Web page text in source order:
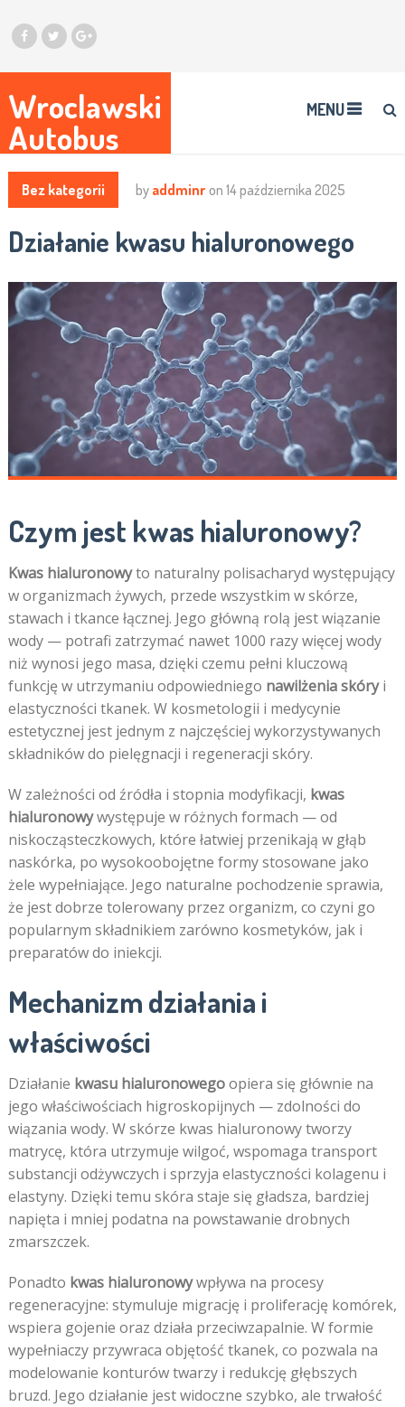
Wroclawski
Autobus
MENU
Bez kategorii by addminr on 14 października 2025
Działanie kwasu hialuronowego
Czym jest kwas hialuronowy?
Kwas hialuronowyto naturalny polisacharyd występujący
w organizmach żywych, przede wszystkim w skórze,
stawach i tkance łącznej. Jego główną rolą jest wiązanie
wody — potrafi zatrzymać nawet 1000 razy więcej wody
niż wynosi jego masa, dzięki czemu pełni kluczową
funkcję w utrzymaniu odpowiedniego nawilżenia skóryi
elastyczności tkanek. W kosmetologii i medycynie
estetycznej jest jednym z najczęściej wykorzystywanych
składników do pielęgnacji i regeneracji skóry.
W zależności od źródła i stopnia modyfikacji, kwas
hialuronowywystępuje w różnych formach — od
niskocząsteczkowych, które łatwiej przenikają w głąb
naskórka, po wysokoobojętne formy stosowane jako
żele wypełniające. Jego naturalne pochodzenie sprawia,
że jest dobrze tolerowany przez organizm, co czyni go
popularnym składnikiem zarówno kosmetyków, jak i
preparatów do iniekcji.
Mechanizm działania i
właściwości
Działanie kwasu hialuronowegoopiera się głównie na
jego właściwościach higroskopijnych — zdolności do
wiązania wody. W skórze kwas hialuronowy tworzy
matrycę, która utrzymuje wilgoć, wspomaga transport
substancji odżywczych i sprzyja elastyczności kolagenu i
elastyny. Dzięki temu skóra staje się gładsza, bardziej
napięta i mniej podatna na powstawanie drobnych
zmarszczek.
Ponadto kwas hialuronowywpływa na procesy
regeneracyjne: stymuluje migrację i proliferację komórek,
wspiera gojenie oraz działa przeciwzapalnie. W formie
wypełniaczy przywraca objętość tkanek, co pozwala na
modelowanie konturów twarzy i redukcję głębszych
bruzd. Jego działanie jest widoczne szybko, ale trwałość